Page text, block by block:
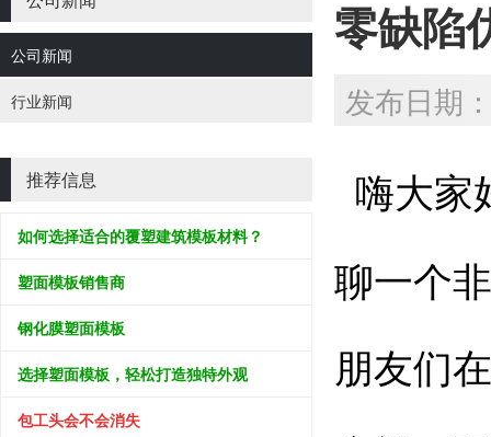
公司新闻
行业新闻
推荐信息
如何选择适合的覆塑建筑模板材料？
塑面模板销售商
钢化膜塑面模板
选择塑面模板，轻松打造独特外观
包工头会不会消失
零缺陷
发布日期
嗨大家
聊一个
朋友们